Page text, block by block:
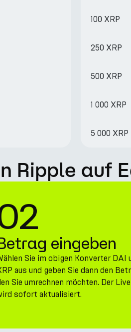
100 XRP
250 XRP
500 XRP
1 000 XRP
5 000 XRP
Ripple auf
eingeben
Sie im obigen Konverter DAI
aus und geben Sie dann den
Sie umrechnen möchten. Der
sofort aktualisiert.